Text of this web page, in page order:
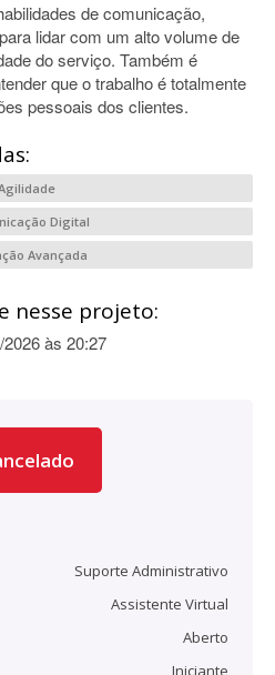
de comunicação,
lidar com um alto volume de
do serviço. Também é
que o trabalho é totalmente
pessoais dos clientes.
Digital
Avançada
nesse projeto:
2026 às 20:27
Suporte Administrativo
Assistente Virtual
Aberto
Iniciante